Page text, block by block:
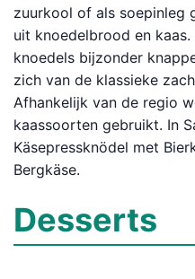
zuurkool of als soepinleg
uit knoedelbrood en
knoedels bijzonder
zich van de klassieke
Afhankelijk van de regio
kaassoorten gebruikt. In
Käsepressknödel met
Bergkäse.
Desserts